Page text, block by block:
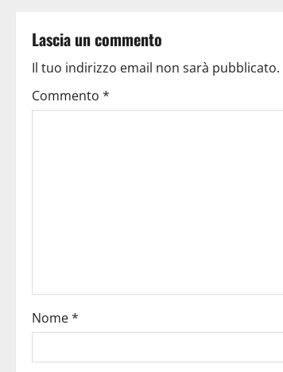
Lascia un commento
Il tuo indirizzo email non sarà pubblicato.
Commento *
Nome*